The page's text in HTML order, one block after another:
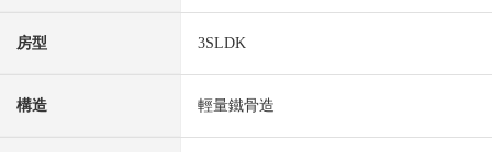
房型 3SLDK
構造 輕量鐵骨造